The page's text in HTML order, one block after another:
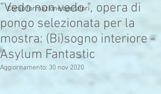
Corso formazione operatori
"Vedo non vedo ", opera di
pongo selezionata per la
mostra: (Bi)sogno interiore -
Asylum Fantastic
Aggiornamento: 30 nov 2020